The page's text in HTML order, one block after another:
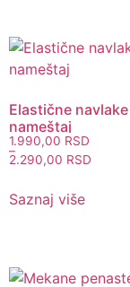
Elastične
nameštaj
1.990,00 RSD
–
2.290,00 RSD
Saznaj više